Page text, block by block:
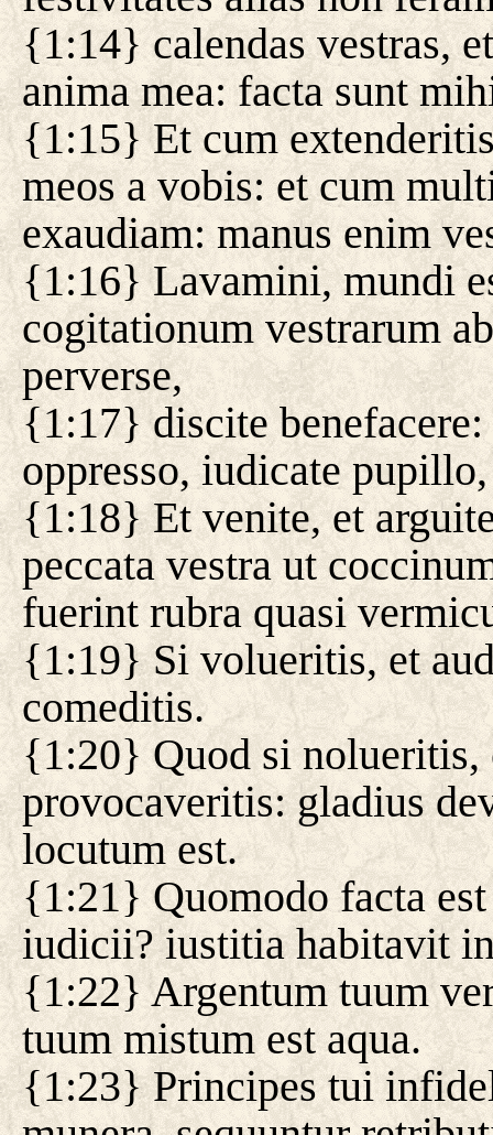
{1:14} calendas vestras,
anima mea: facta sunt
{1:15} Et cum
meos a vobis: et cum
exaudiam: manus enim
{1:16} Lavamini, mundi
cogitationum vestrarum
perverse,
{1:17} discite
oppresso, iudicate
{1:18} Et venite, et
peccata vestra ut
fuerint rubra quasi
{1:19} Si volueritis, et
comeditis.
{1:20} Quod si nolueritis,
provocaveritis: gladius
locutum est.
{1:21} Quomodo facta
iudicii? iustitia habitavit
{1:22} Argentum tuum
tuum mistum est aqua.
{1:23} Principes tui